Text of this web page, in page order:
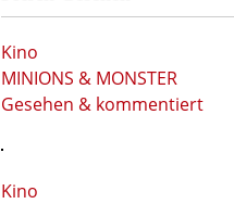
Kino
MINIONS & MONSTER
Gesehen & kommentiert
Kino